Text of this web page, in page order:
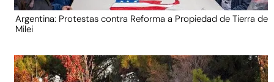
Argentina: Protestas contra Reforma a Propiedad de Tierra de
Milei